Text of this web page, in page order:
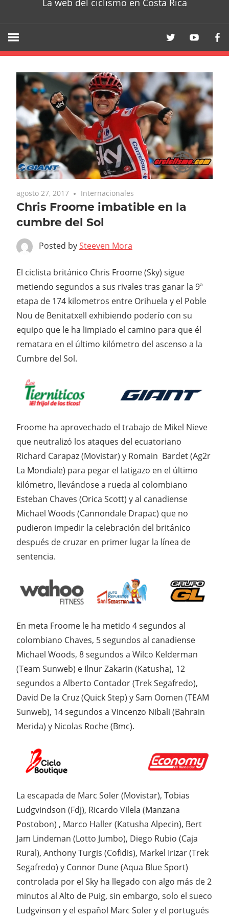
La web del ciclismo en Costa Rica
agosto 27, 2017 Internacionales
Chris Froome imbatible en la
cumbre del Sol
Posted bySteeven Mora
El ciclista británico Chris Froome (Sky) sigue
metiendo segundos a sus rivales tras ganar la 9ª
etapa de 174 kilometros entre Orihuela y el Poble
Nou de Benitatxell exhibiendo poderío con su
equipo que le ha limpiado el camino para que él
rematara en el último kilómetro del ascenso a la
Cumbre del Sol.
Froome ha aprovechado el trabajo de Mikel Nieve
que neutralizó los ataques del ecuatoriano
Richard Carapaz (Movistar) y Romain Bardet (Ag2r
La Mondiale) para pegar el latigazo en el último
kilómetro, llevándose a rueda al colombiano
Esteban Chaves (Orica Scott) y al canadiense
Michael Woods (Cannondale Drapac) que no
pudieron impedir la celebración del británico
después de cruzar en primer lugar la línea de
sentencia.
En meta Froome le ha metido 4 segundos al
colombiano Chaves, 5 segundos al canadiense
Michael Woods, 8 segundos a Wilco Kelderman
(Team Sunweb) e Ilnur Zakarin (Katusha), 12
segundos a Alberto Contador (Trek Segafredo),
David De la Cruz (Quick Step) y Sam Oomen (TEAM
Sunweb), 14 segundos a Vincenzo Nibali (Bahrain
Merida) y Nicolas Roche (Bmc).
La escapada de Marc Soler (Movistar), Tobias
Ludgvindson (Fdj), Ricardo Vilela (Manzana
Postobon) , Marco Haller (Katusha Alpecin), Bert
Jam Lindeman (Lotto Jumbo), Diego Rubio (Caja
Rural), Anthony Turgis (Cofidis), Markel Irizar (Trek
Segafredo) y Connor Dune (Aqua Blue Sport)
controlada por el Sky ha llegado con algo más de 2
minutos al Alto de Puig, sin embargo, solo el sueco
Ludgvinson y el español Marc Soler y el portugués